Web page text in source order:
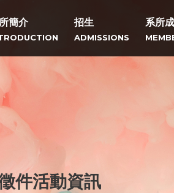
簡介 招生
ADMISSIONS
系所
件活動資訊